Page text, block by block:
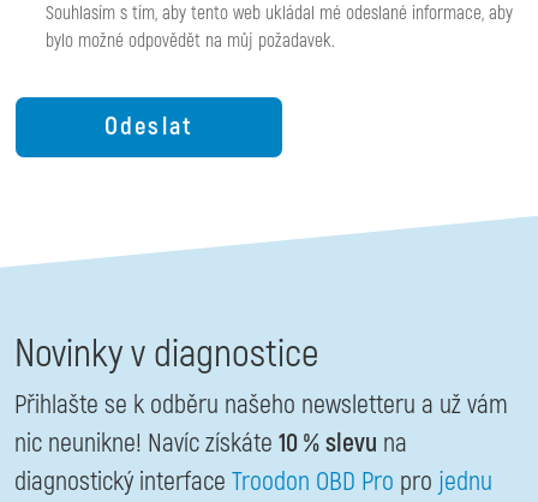
Souhlasím s tím, aby tento web ukládal mé odeslané informace, aby
bylo možné odpovědět na můj požadavek.
Novinky v diagnostice
Přihlašte se k odběru našeho newsletteru a už vám
nic neunikne! Navíc získáte 10 % slevu na
diagnostický interface Troodon OBD Pro pro jednu